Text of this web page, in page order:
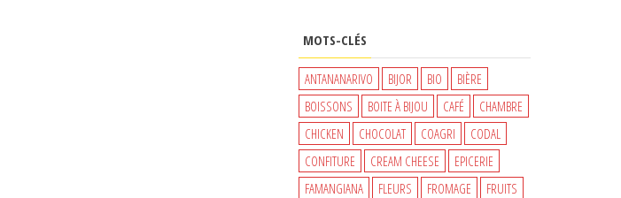
650 €.
ACTUEL
550 €.
MOTS-CLÉS
ANTANANARIVO BIJOR BIO
BIÈRE
BOISSONS
BOITE À BIJOU CAFÉ
CHAMBRE
CHICKEN
CHOCOLAT COAGRI
CODAL
CONFITURE
CREAM CHEESE
EPICERIE
FAMANGIANA
FLEURS FROMAGE
FRUITS